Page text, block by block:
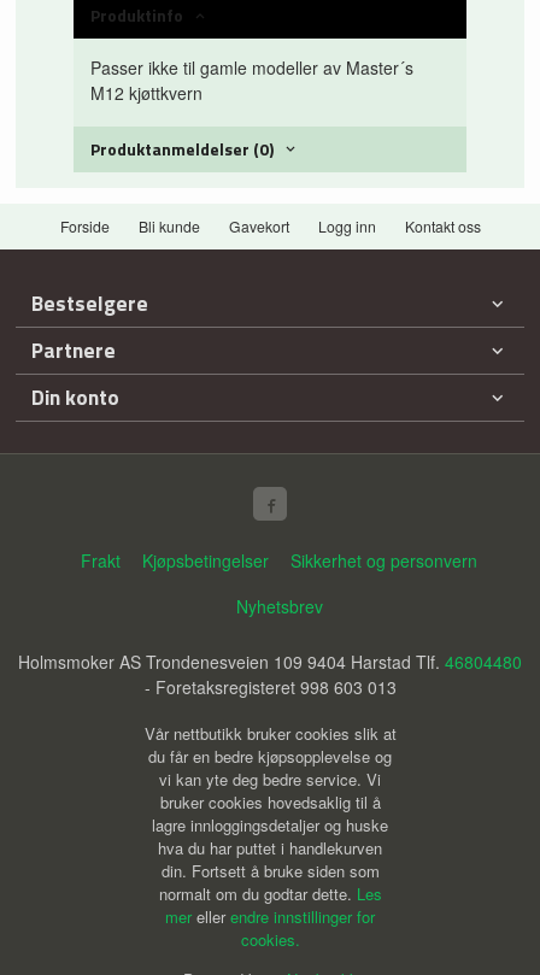
Produktinfo
Passer ikke til gamle modeller av Master´s
M12 kjøttkvern
Produktanmeldelser (0)
Forside Bli kunde Gavekort Logg inn Kontakt oss
Bestselgere
Partnere
Din konto
Frakt Kjøpsbetingelser
Sikkerhet og personvern
Nyhetsbrev
Holmsmoker AS Trondenesveien 109 9404 Harstad Tlf. 46804480
- Foretaksregisteret 998 603 013
Vår nettbutikk bruker cookies slik at
du får en bedre kjøpsopplevelse og
vi kan yte deg bedre service. Vi
bruker cookies hovedsaklig til å
lagre innloggingsdetaljer og huske
hva du har puttet i handlekurven
din. Fortsett å bruke siden som
normalt om du godtar dette. Les
mer ellerendre innstillinger for
cookies.